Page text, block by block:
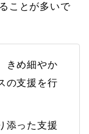
ことが多いで
きめ細やか
の支援を行
添った支援